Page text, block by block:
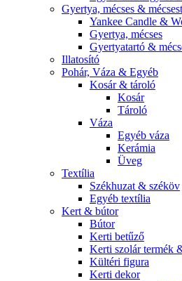
Gyertya, mécses &
Yankee Candle &
Gyertya, mécses
Gyertyatartó &
Illatosító
Pohár, Váza & Egyéb
Kosár & tároló
Kosár
Tároló
Váza
Egyéb váza
Kerámia
Üveg
Textília
Székhuzat & széköv
Egyéb textília
Kert & bútor
Bútor
Kerti betűző
Kerti szolár termék
Kültéri figura
Kerti dekor